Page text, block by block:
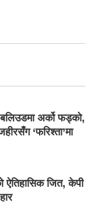
अर्को फड्को,
‘फरिश्ता’मा
ऐतिहासिक जित, केपी